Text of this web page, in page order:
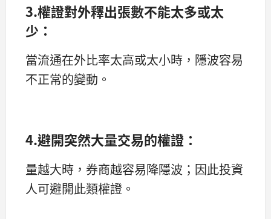
3.權證對外釋出張數不能太多或太
少：
當流通在外比率太高或太小時，隱波容易
不正常的變動。
4.避開突然大量交易的權證：
量越大時，券商越容易降隱波；因此投資
人可避開此類權證。